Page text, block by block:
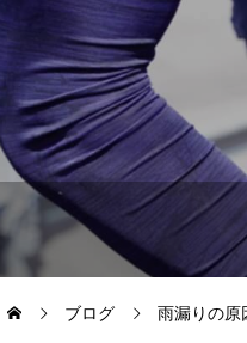
ブログ 雨漏りの原